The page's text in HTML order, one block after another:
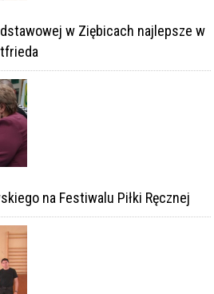
w Ziębicach najlepsze w
na Festiwalu Piłki Ręcznej